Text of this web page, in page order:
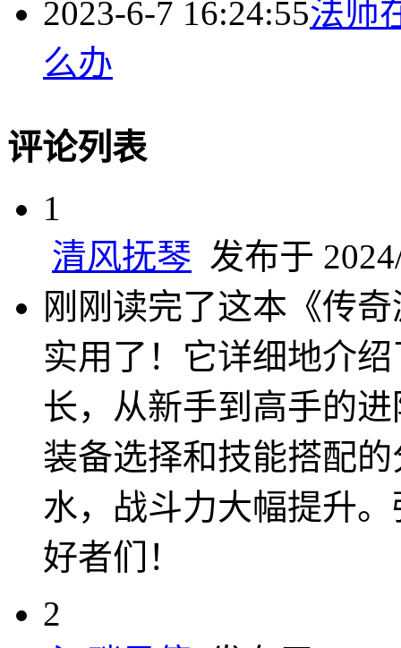
2023-6-7 16:24:55法师
么办
评论列表
1
清风抚琴 发布于
刚刚读完了这本《传
实用了！它详细地介
长，从新手到高手的
装备选择和技能搭配
水，战斗力大幅提升
好者们！
2